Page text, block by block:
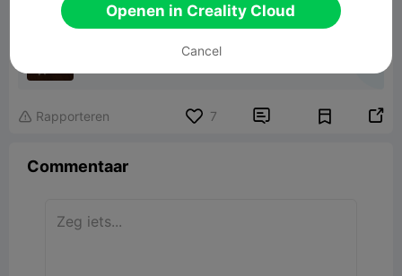
snow flakes christmass tree decoration
 Rapporteren 7  
Commentaar
Openen in Creality Cloud
Cancel